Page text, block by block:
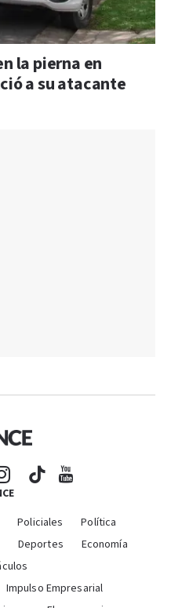
la pierna en
a su atacante
Policiales
Política
Deportes
Economía
Impulso Empresarial